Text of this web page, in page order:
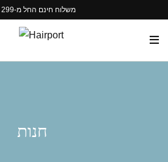
משלוח חינם החל מ-299 ש"ח
חנות